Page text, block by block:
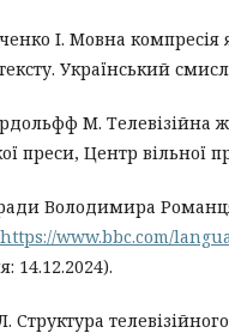
І. Мовна
Український
М. Телевізійна
преси, Центр вільної
Володимира
https://www.bbc.com/
14.12.2024).
Структура